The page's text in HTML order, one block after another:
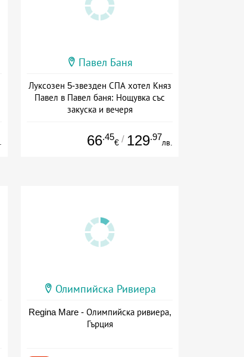
Павел Баня
Луксозен 5-звезден СПА хотел Княз
Павел в Павел баня: Нощувка със
закуска и вечеря
66.45
€ / 129.97
лв.
Олимпийска Ривиера
Regina Mare - Олимпийска ривиера,
Гърция